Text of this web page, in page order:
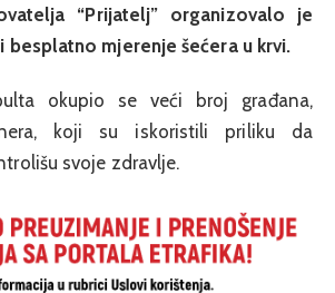
“Prijatelj” organizovalo je
besplatno mjerenje šećera u krvi.
okupio se veći broj građana,
koji su iskoristili priliku da
svoje zdravlje.